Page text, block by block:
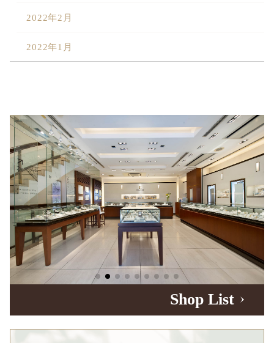
2022年2月
2022年1月
Shop List